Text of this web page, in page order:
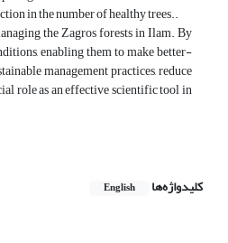
in the number of healthy trees..
the Zagros forests in Ilam. By
enabling them to make better-
management practices, reduce
role as an effective scientific tool in
کلیدواژه‌ها English